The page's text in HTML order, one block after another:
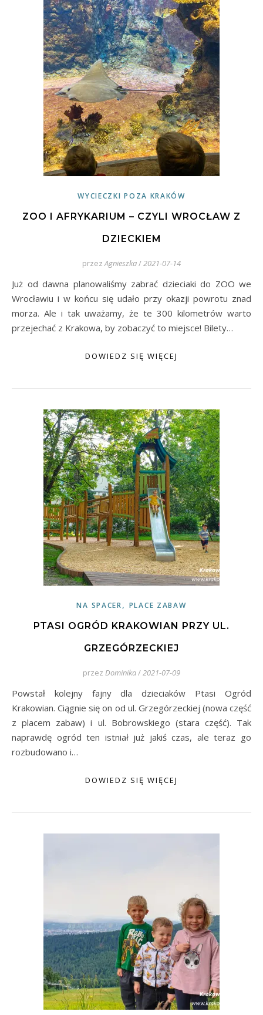
WYCIECZKI POZA KRAKÓW
ZOO I AFRYKARIUM – CZYLI WROCŁAW Z
DZIECKIEM
przez Agnieszka/2021-07-14
Już od dawna planowaliśmy zabrać dzieciaki do ZOO we
Wrocławiu i w końcu się udało przy okazji powrotu znad
morza. Ale i tak uważamy, że te 300 kilometrów warto
przejechać z Krakowa, by zobaczyć to miejsce! Bilety…
DOWIEDZ SIĘ WIĘCEJ
NA SPACER, PLACE ZABAW
PTASI OGRÓD KRAKOWIAN PRZY UL.
GRZEGÓRZECKIEJ
przez Dominika/2021-07-09
Powstał kolejny fajny dla dzieciaków Ptasi Ogród
Krakowian. Ciągnie się on od ul. Grzegórzeckiej (nowa część
z placem zabaw) i ul. Bobrowskiego (stara część). Tak
naprawdę ogród ten istniał już jakiś czas, ale teraz go
rozbudowano i…
DOWIEDZ SIĘ WIĘCEJ